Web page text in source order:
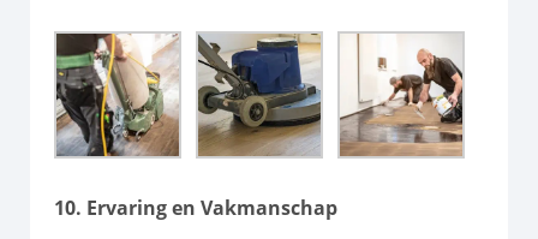
10. Ervaring en Vakmanschap